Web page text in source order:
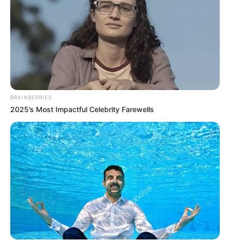
Alcaldía de Cartagena
anunció cinco obras clave
que se ejecutarán en la
ciudad en 2026: conoce
cuáles son
OBRAS EN LA VÍA
movilidad en la Av. El
Consulado de Cartagena
tendrá cambios
temporales
YAMIL ARANA
Gobernación de Bolívar
entrega pavimentación de
la calle principal del barrio
20 de Julio en Cartagena
tras 40 años
BRAINBERRIES
2025’s Most Impactful Celebrity Farewells